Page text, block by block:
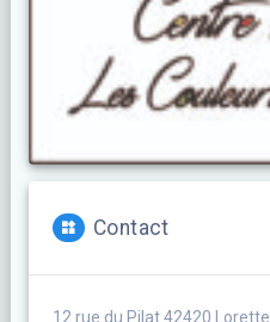
Contact
12 rue du Pilat 42420 Lorette